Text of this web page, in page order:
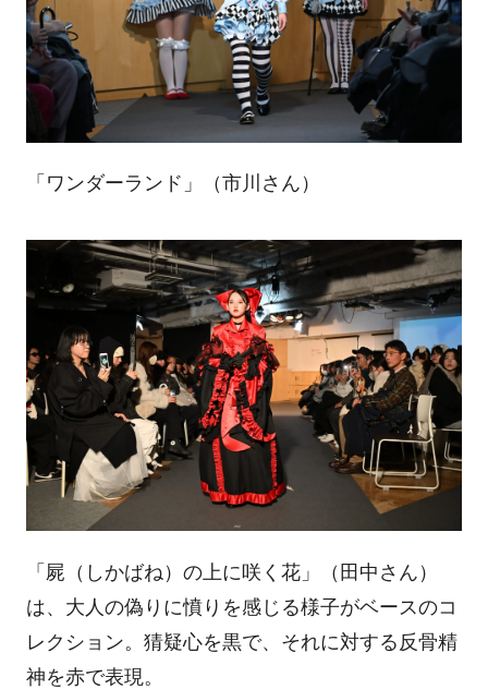
「ワンダーランド」（市川さん）
「屍（しかばね）の上に咲く花」（田中さん）
は、大人の偽りに憤りを感じる様子がベースのコ
レクション。猜疑心を黒で、それに対する反骨精
神を赤で表現。